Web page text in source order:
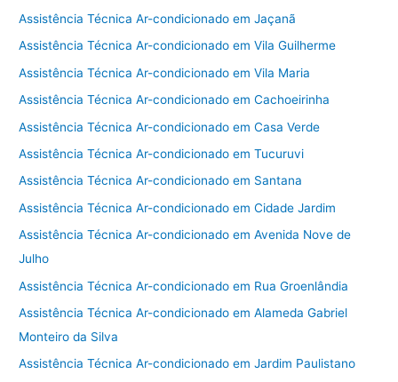
Assistência Técnica Ar-condicionado em Jaçanã
Assistência Técnica Ar-condicionado em Vila Guilherme
Assistência Técnica Ar-condicionado em Vila Maria
Assistência Técnica Ar-condicionado em Cachoeirinha
Assistência Técnica Ar-condicionado em Casa Verde
Assistência Técnica Ar-condicionado em Tucuruvi
Assistência Técnica Ar-condicionado em Santana
Assistência Técnica Ar-condicionado em Cidade Jardim
Assistência Técnica Ar-condicionado em Avenida Nove de
Julho
Assistência Técnica Ar-condicionado em Rua Groenlândia
Assistência Técnica Ar-condicionado em Alameda Gabriel
Monteiro da Silva
Assistência Técnica Ar-condicionado em Jardim Paulistano